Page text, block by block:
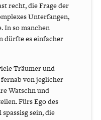
recht, die Frage der
Unterfangen,
In so manchen
dürfte es einfacher
Träumer und
von jeglicher
Watschn und
Fürs Ego des
sein, die